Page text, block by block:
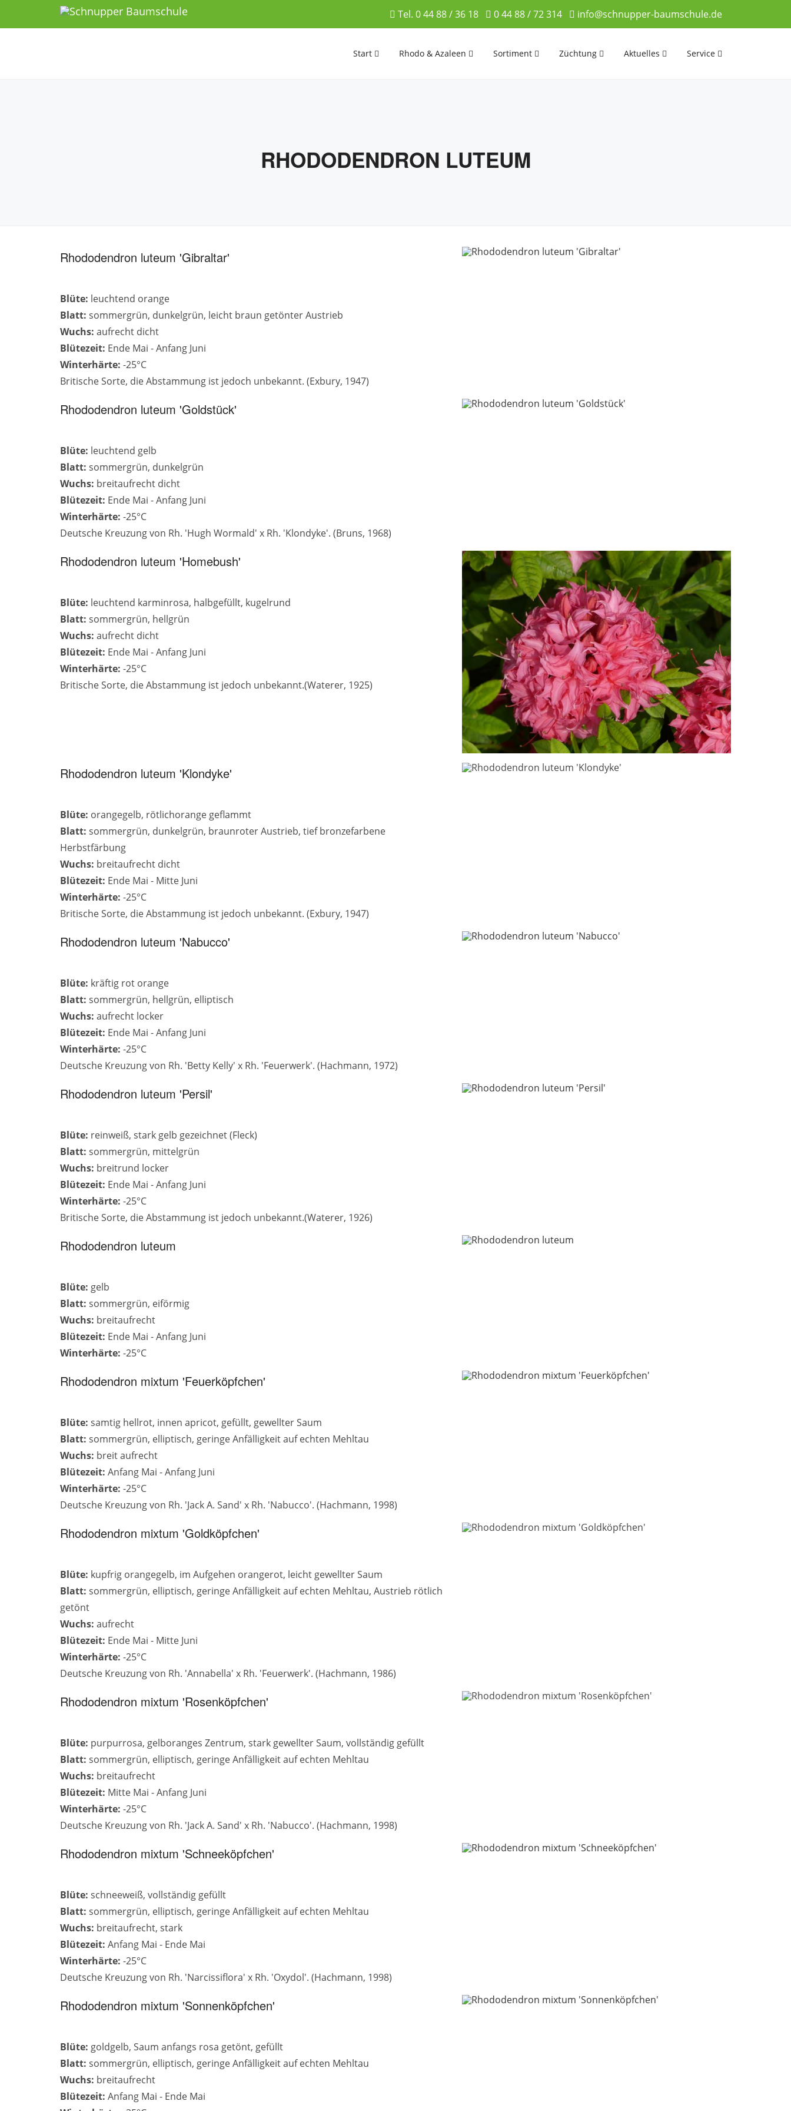
Tel. 0 44 88 / 36 18 0 44 88 / 72 314 info@schnupper-baumschule.de
Start Rhodo & Azaleen Sortiment Züchtung Aktuelles Service
RHODODENDRON LUTEUM
Rhododendron luteum 'Gibraltar'
Blüte: leuchtend orange
Blatt: sommergrün, dunkelgrün, leicht braun getönter Austrieb
Wuchs: aufrecht dicht
Blütezeit: Ende Mai - Anfang Juni
Winterhärte: -25°C
Britische Sorte, die Abstammung ist jedoch unbekannt. (Exbury, 1947)
Rhododendron luteum 'Goldstück'
Blüte: leuchtend gelb
Blatt: sommergrün, dunkelgrün
Wuchs: breitaufrecht dicht
Blütezeit: Ende Mai - Anfang Juni
Winterhärte: -25°C
Deutsche Kreuzung von Rh. 'Hugh Wormald' x Rh. 'Klondyke'. (Bruns, 1968)
Rhododendron luteum 'Homebush'
Blüte: leuchtend karminrosa, halbgefüllt, kugelrund
Blatt: sommergrün, hellgrün
Wuchs: aufrecht dicht
Blütezeit: Ende Mai - Anfang Juni
Winterhärte: -25°C
Britische Sorte, die Abstammung ist jedoch unbekannt.(Waterer, 1925)
Rhododendron luteum 'Klondyke'
Blüte: orangegelb, rötlichorange geflammt
Blatt: sommergrün, dunkelgrün, braunroter Austrieb, tief bronzefarbene
Herbstfärbung
Wuchs: breitaufrecht dicht
Blütezeit: Ende Mai - Mitte Juni
Winterhärte: -25°C
Britische Sorte, die Abstammung ist jedoch unbekannt. (Exbury, 1947)
Rhododendron luteum 'Nabucco'
Blüte: kräftig rot orange
Blatt: sommergrün, hellgrün, elliptisch
Wuchs: aufrecht locker
Blütezeit: Ende Mai - Anfang Juni
Winterhärte: -25°C
Deutsche Kreuzung von Rh. 'Betty Kelly' x Rh. 'Feuerwerk'. (Hachmann, 1972)
Rhododendron luteum 'Persil'
Blüte: reinweiß, stark gelb gezeichnet (Fleck)
Blatt: sommergrün, mittelgrün
Wuchs: breitrund locker
Blütezeit: Ende Mai - Anfang Juni
Winterhärte: -25°C
Britische Sorte, die Abstammung ist jedoch unbekannt.(Waterer, 1926)
Rhododendron luteum
Blüte: gelb
Blatt: sommergrün, eiförmig
Wuchs: breitaufrecht
Blütezeit: Ende Mai - Anfang Juni
Winterhärte: -25°C
Rhododendron mixtum 'Feuerköpfchen'
Blüte: samtig hellrot, innen apricot, gefüllt, gewellter Saum
Blatt: sommergrün, elliptisch, geringe Anfälligkeit auf echten Mehltau
Wuchs: breit aufrecht
Blütezeit: Anfang Mai - Anfang Juni
Winterhärte: -25°C
Deutsche Kreuzung von Rh. 'Jack A. Sand' x Rh. 'Nabucco'. (Hachmann, 1998)
Rhododendron mixtum 'Goldköpfchen'
Blüte: kupfrig orangegelb, im Aufgehen orangerot, leicht gewellter Saum
Blatt: sommergrün, elliptisch, geringe Anfälligkeit auf echten Mehltau, Austrieb rötlich
getönt
Wuchs: aufrecht
Blütezeit: Ende Mai - Mitte Juni
Winterhärte: -25°C
Deutsche Kreuzung von Rh. 'Annabella' x Rh. 'Feuerwerk'. (Hachmann, 1986)
Rhododendron mixtum 'Rosenköpfchen'
Blüte: purpurrosa, gelboranges Zentrum, stark gewellter Saum, vollständig gefüllt
Blatt: sommergrün, elliptisch, geringe Anfälligkeit auf echten Mehltau
Wuchs: breitaufrecht
Blütezeit: Mitte Mai - Anfang Juni
Winterhärte: -25°C
Deutsche Kreuzung von Rh. 'Jack A. Sand' x Rh. 'Nabucco'. (Hachmann, 1998)
Rhododendron mixtum 'Schneeköpfchen'
Blüte: schneeweiß, vollständig gefüllt
Blatt: sommergrün, elliptisch, geringe Anfälligkeit auf echten Mehltau
Wuchs: breitaufrecht, stark
Blütezeit: Anfang Mai - Ende Mai
Winterhärte: -25°C
Deutsche Kreuzung von Rh. 'Narcissiflora' x Rh. 'Oxydol'. (Hachmann, 1998)
Rhododendron mixtum 'Sonnenköpfchen'
Blüte: goldgelb, Saum anfangs rosa getönt, gefüllt
Blatt: sommergrün, elliptisch, geringe Anfälligkeit auf echten Mehltau
Wuchs: breitaufrecht
Blütezeit: Anfang Mai - Ende Mai